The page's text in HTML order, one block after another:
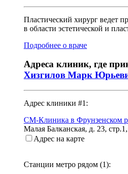
Пластический хирург ведет
в области эстетической и
Подробнее о враче
Адреса клиник, где
Хизгилов Марк
Адрес клиники #1:
СМ-Клиника в Фрунзенском
Малая Балканская, д. 23, стр.1 ,
Адрес на карте
Станции метро рядом (1):